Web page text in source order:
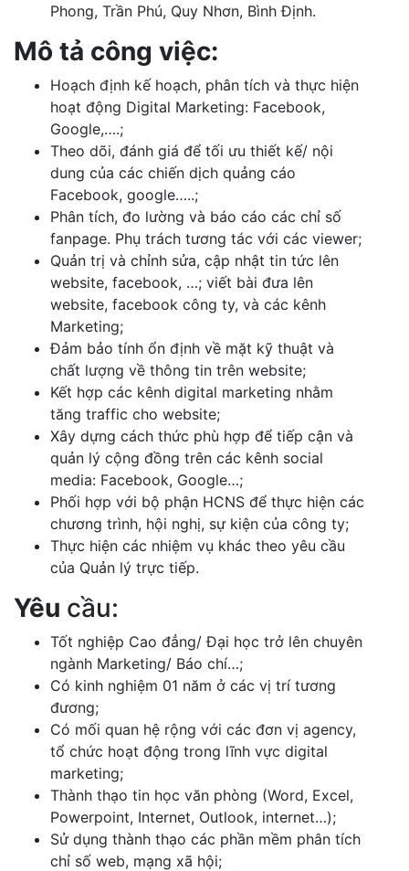
Phong, Trần Phú, Quy Nhơn, Bình Định.
Mô tả công việc:
Hoạch định kế hoạch, phân tích và thực hiện
hoạt động Digital Marketing: Facebook,
Google,….;
Theo dõi, đánh giá để tối ưu thiết kế/ nội
dung của các chiến dịch quảng cáo
Facebook, google…..;
Phân tích, đo lường và báo cáo các chỉ số
fanpage. Phụ trách tương tác với các viewer;
Quản trị và chỉnh sửa, cập nhật tin tức lên
website, facebook, …; viết bài đưa lên
website, facebook công ty, và các kênh
Marketing;
Đảm bảo tính ổn định về mặt kỹ thuật và
chất lượng về thông tin trên website;
Kết hợp các kênh digital marketing nhằm
tăng traffic cho website;
Xây dựng cách thức phù hợp để tiếp cận và
quản lý cộng đồng trên các kênh social
media: Facebook, Google…;
Phối hợp với bộ phận HCNS để thực hiện các
chương trình, hội nghị, sự kiện của công ty;
Thực hiện các nhiệm vụ khác theo yêu cầu
của Quản lý trực tiếp.
Yêu cầu:
Tốt nghiệp Cao đẳng/ Đại học trở lên chuyên
ngành Marketing/ Báo chí…;
Có kinh nghiệm 01 năm ở các vị trí tương
đương;
Có mối quan hệ rộng với các đơn vị agency,
tổ chức hoạt động trong lĩnh vực digital
marketing;
Thành thạo tin học văn phòng (Word, Excel,
Powerpoint, Internet, Outlook, internet…);
Sử dụng thành thạo các phần mềm phân tích
chỉ số web, mạng xã hội;